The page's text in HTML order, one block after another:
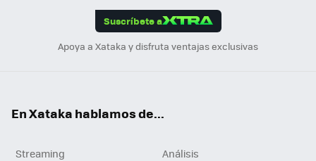
Suscríbete a
Apoya a Xataka y disfruta ventajas exclusivas
En Xataka hablamos de...
Streaming
Análisis